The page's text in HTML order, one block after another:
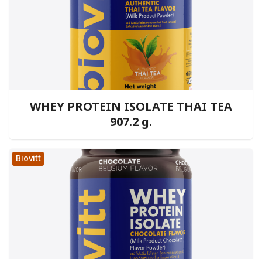
WHEY PROTEIN ISOLATE THAI TEA
907.2 g.
Biovitt